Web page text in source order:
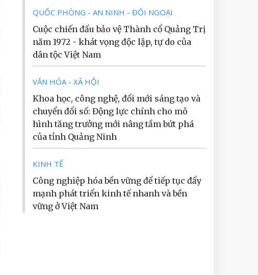
QUỐC PHÒNG - AN NINH - ĐỐI NGOẠI
Cuộc chiến đấu bảo vệ Thành cổ Quảng Trị
năm 1972 - khát vọng độc lập, tự do của
dân tộc Việt Nam
VĂN HÓA - XÃ HỘI
Khoa học, công nghệ, đổi mới sáng tạo và
chuyển đổi số: Động lực chính cho mô
hình tăng trưởng mới nâng tầm bứt phá
của tỉnh Quảng Ninh
KINH TẾ
Công nghiệp hóa bền vững để tiếp tục đẩy
mạnh phát triển kinh tế nhanh và bền
vững ở Việt Nam